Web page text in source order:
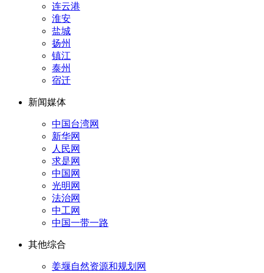
连云港
淮安
盐城
扬州
镇江
泰州
宿迁
新闻媒体
中国台湾网
新华网
人民网
求是网
中国网
光明网
法治网
中工网
中国一带一路
其他综合
姜堰自然资源和规划网